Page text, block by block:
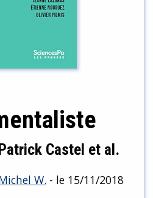
Castel et al.
W. - le 15/11/2018